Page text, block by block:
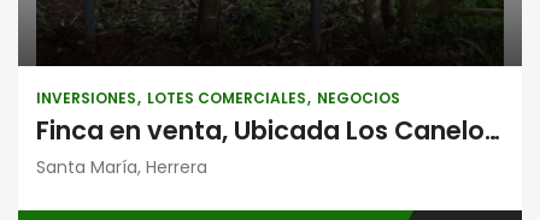
INVERSIONES LOTES COMERCIALES NEGOCIOS
Finca en venta, Ubicada Los Canelos, Santa María, Herrera, frente a la Panamericana
Santa María, Herrera